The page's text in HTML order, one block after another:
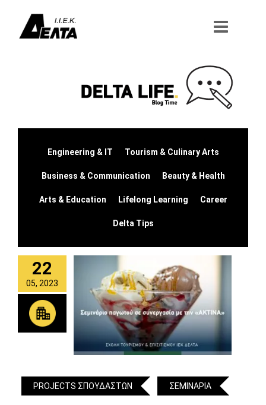
περιεχόμενο
Engineering & IT Tourism & Culinary Arts
Business & Communication Beauty & Health
Arts & Education Lifelong Learning Career
Delta Tips
22
05, 2023
PROJECTS ΣΠΟΥΔΑΣΤΩΝ ΣΕΜΙΝΑΡΙΑ